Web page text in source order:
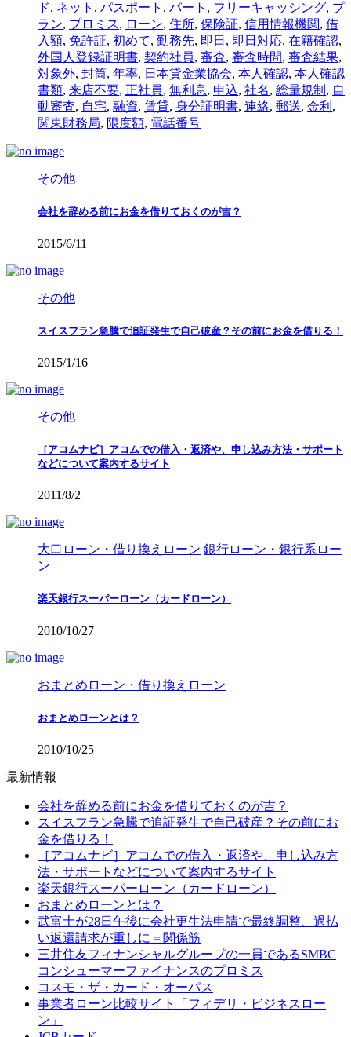
ド, ネット , パスポート , パート , フリーキャッシング, プ
ラン, プロミス, ローン, 住所, 保険証, 信用情報機関, 借
入額, 免許証, 初めて, 勤務先, 即日 , 即日対応, 在籍確認,
外国人登録証明書, 契約社員, 審査, 審査時間, 審査結果,
対象外, 封筒, 年率, 日本貸金業協会, 本人確認, 本人確認
書類, 来店不要, 正社員, 無利息, 申込, 社名, 総量規制 , 自
動審査, 自宅, 融資, 賃貸, 身分証明書, 連絡, 郵送, 金利 ,
関東財務局, 限度額, 電話番号
その他
会社を辞める前にお金を借りておくのが吉？
2015/6/11
その他
スイスフラン急騰で追証発生で自己破産？その前にお金を借りる！
2015/1/16
その他
［アコムナビ］アコムでの借入・返済や、申し込み方法・サポート
などについて案内するサイト
2011/8/2
大口ローン・借り換えローン 銀行ローン・銀行系ロー
ン
楽天銀行スーパーローン（カードローン）
2010/10/27
おまとめローン・借り換えローン
おまとめローンとは？
2010/10/25
最新情報
会社を辞める前にお金を借りておくのが吉？
スイスフラン急騰で追証発生で自己破産？その前にお
金を借りる！
［アコムナビ］アコムでの借入・返済や、申し込み方
法・サポートなどについて案内するサイト
楽天銀行スーパーローン（カードローン）
おまとめローンとは？
武富士が28日午後に会社更生法申請で最終調整、過払
い返還請求が重しに＝関係筋
三井住友フィナンシャルグループの一員であるSMBC
コンシューマーファイナンスのプロミス
コスモ・ザ・カード・オーパス
事業者ローン比較サイト「フィデリ・ビジネスロー
ン」